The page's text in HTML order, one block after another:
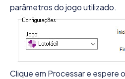
parâmetros do jogo utilizado.
Clique em Processar e espere